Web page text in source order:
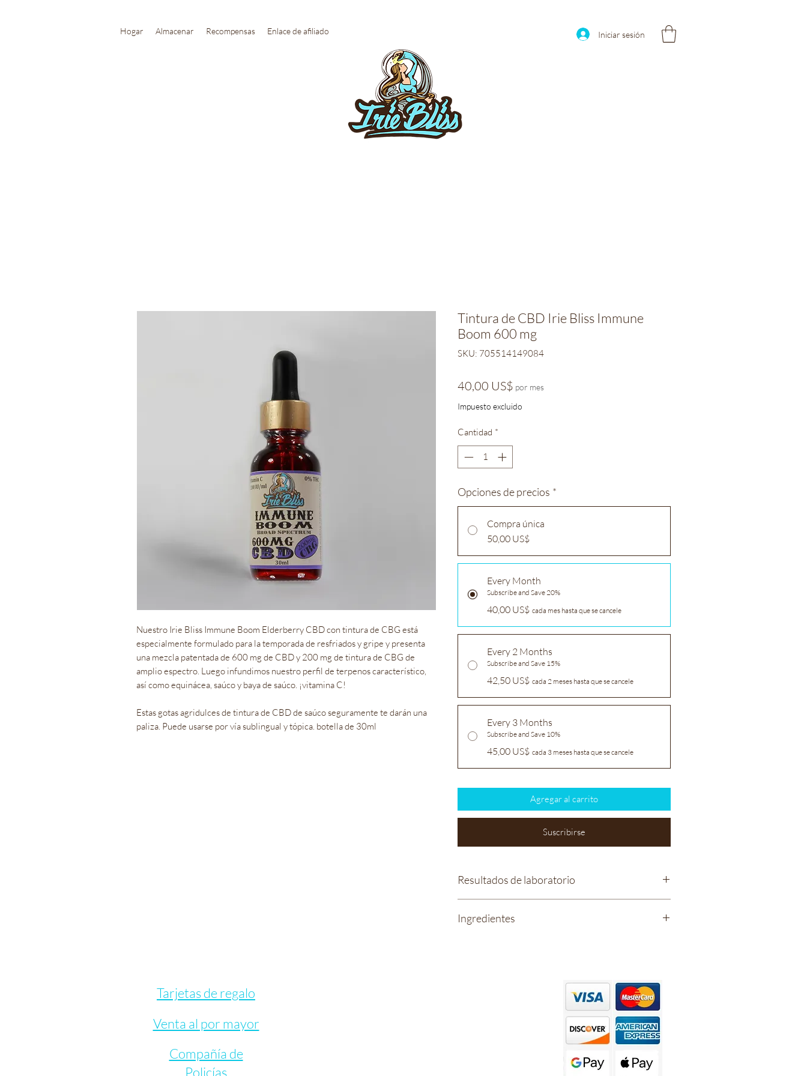
Hogar Almacenar Recompensas Enlace de afiliado Iniciar sesión
Nuestro Irie Bliss Immune Boom Elderberry CBD con tintura de CBG está
especialmente formulado para la temporada de resfriados y gripe y presenta
una mezcla patentada de 600 mg de CBD y 200 mg de tintura de CBG de
amplio espectro. Luego infundimos nuestro perfil de terpenos característico,
así como equinácea, saúco y baya de saúco. ¡vitamina C!
Estas gotas agridulces de tintura de CBD de saúco seguramente te darán una
paliza. Puede usarse por vía sublingual y tópica. botella de 30ml
Tintura de CBD Irie Bliss Immune
Boom 600 mg
SKU: 705514149084
40,00 US$ Precio
por mes
Impuesto excluido
Cantidad *
Opciones de precios *
Compra única
50,00 US$
Every Month
Subscribe and Save 20%
40,00 US$ cada mes hasta que se cancele
Every 2 Months
Subscribe and Save 15%
42,50 US$ cada 2 meses hasta que se cancele
Every 3 Months
Subscribe and Save 10%
45,00 US$ cada 3 meses hasta que se cancele
Agregar al carrito
Suscribirse
Resultados de laboratorio
Ingredientes
Vitamina E (D-ALFA TOCOFEROL)
Complejo de terpenos: (mirceno, linalool, Α,- pineno,
Β- cariofileno, terpinoleno, limoneno)
Tarjetas de regalo
Venta al por mayor
Compañía de
Policías